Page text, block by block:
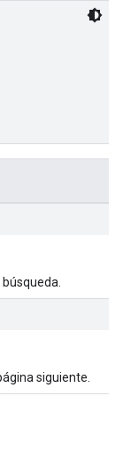
siguiente.